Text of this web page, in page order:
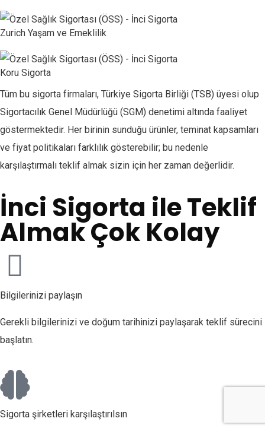
Zurich Yaşam ve Emeklilik
Koru Sigorta
Tüm bu sigorta firmaları, Türkiye Sigorta Birliği (TSB) üyesi olup
Sigortacılık Genel Müdürlüğü (SGM) denetimi altında faaliyet
göstermektedir. Her birinin sunduğu ürünler, teminat kapsamları
ve fiyat politikaları farklılık gösterebilir; bu nedenle
karşılaştırmalı teklif almak sizin için her zaman değerlidir.
İnci Sigorta ile Teklif
Almak Çok Kolay
Bilgilerinizi paylaşın
Gerekli bilgilerinizi ve doğum tarihinizi paylaşarak teklif sürecini
başlatın.
Sigorta şirketleri karşılaştırılsın